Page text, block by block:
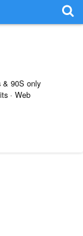
& 90S only
· Web